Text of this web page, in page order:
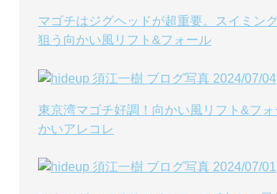
マゴチはジグヘッドが超重要。スイミン
狙う向かい風リフト&フォール
東京湾マゴチ好調！向かい風リフト&フ
かいアレコレ